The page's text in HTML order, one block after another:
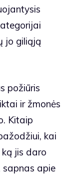
jo giliąją
požiūris
ir žmonės
Kitaip
kai
jis daro
sapnas apie